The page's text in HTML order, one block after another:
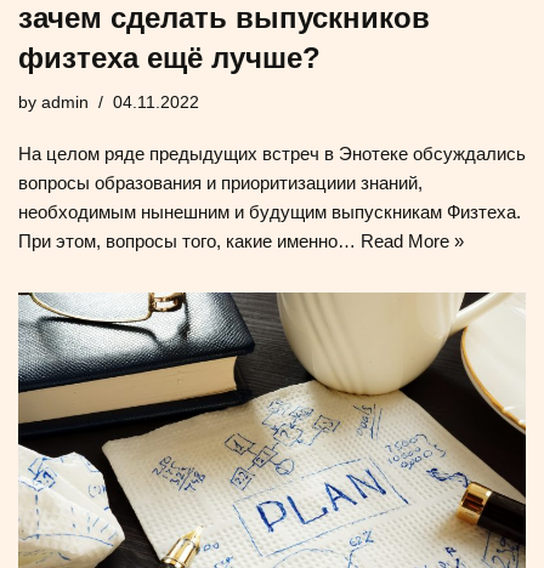
зачем сделать выпускников
физтеха ещё лучше?
by admin 04.11.2022
На целом ряде предыдущих встреч в Энотеке обсуждались
вопросы образования и приоритизациии знаний,
необходимым нынешним и будущим выпускникам Физтеха.
При этом, вопросы того, какие именно… Read More »